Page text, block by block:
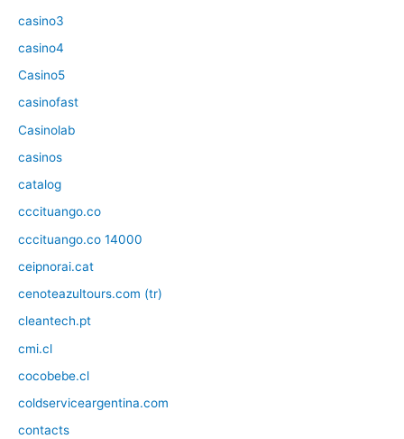
casino3
casino4
Casino5
casinofast
Casinolab
casinos
catalog
cccituango.co
cccituango.co 14000
ceipnorai.cat
cenoteazultours.com (tr)
cleantech.pt
cmi.cl
cocobebe.cl
coldserviceargentina.com
contacts